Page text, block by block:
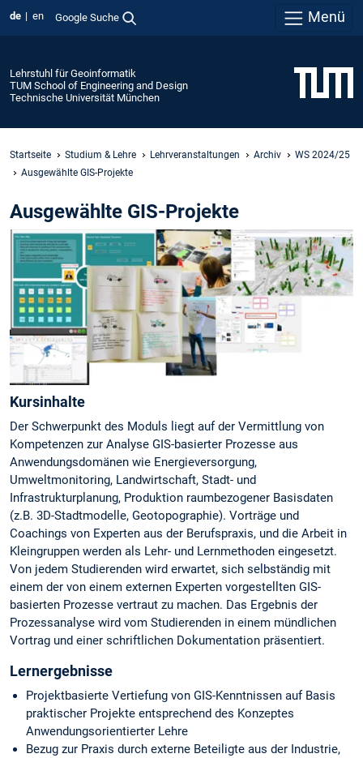
de en Google Suche Menü
Lehrstuhl für Geoinformatik
TUM School of Engineering and Design
Technische Universität München
Startseite Studium & Lehre Lehrveranstaltungen Archiv
WS 2024/25
Ausgewählte GIS-Projekte
Ausgewählte GIS-Projekte
Kursinhalte
Der Schwerpunkt des Moduls liegt auf der Vermittlung von
Kompetenzen zur Analyse GIS-basierter Prozesse aus
Anwendungsdomänen wie Energieversorgung,
Umweltmonitoring, Landwirtschaft, Stadt- und
Infrastrukturplanung, Produktion raumbezogener Basisdaten
(z.B. 3D-Stadtmodelle, Geotopographie). Vorträge und
Coachings von Experten aus der Berufspraxis, und die Arbeit in
Kleingruppen werden als Lehr- und Lernmethoden eingesetzt.
Von jedem Studierenden wird erwartet, sich selbständig mit
einem der von einem externen Experten vorgestellten GIS-
basierten Prozesse vertraut zu machen. Das Ergebnis der
Prozessanalyse wird vom Studierenden in einem mündlichen
Vortrag und einer schriftlichen Dokumentation präsentiert.
Lernergebnisse
Projektbasierte Vertiefung von GIS-Kenntnissen auf Basis
praktischer Projekte entsprechend des Konzeptes
Anwendungsorientierter Lehre
Bezug zur Praxis durch externe Beteiligte aus der Industrie,